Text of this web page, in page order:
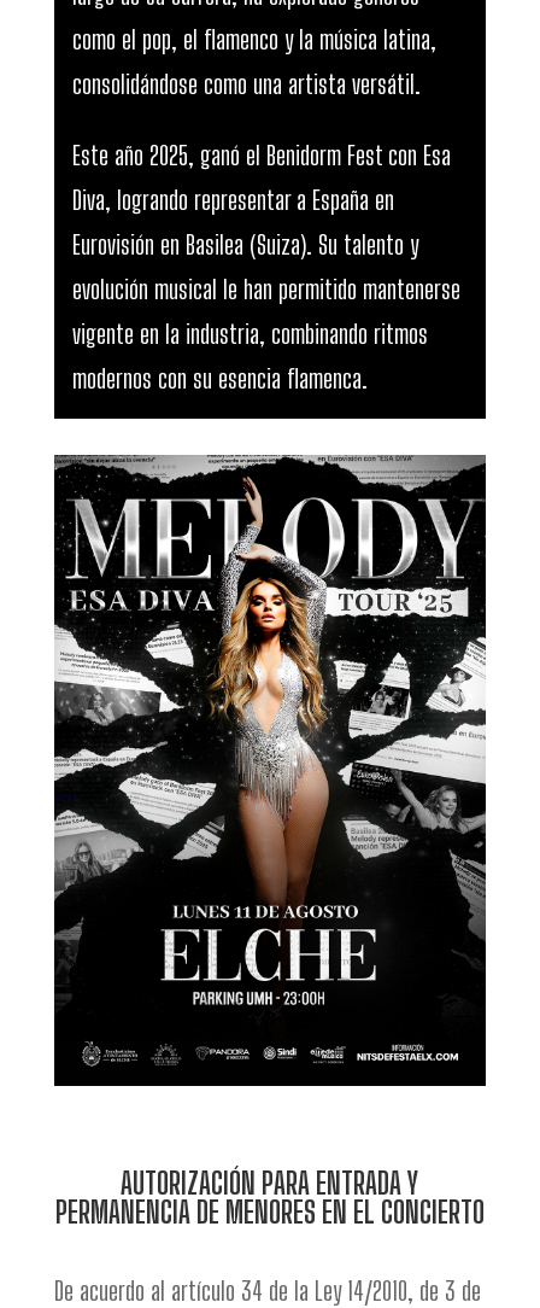
como el pop, el flamenco y la música latina,
consolidándose como una artista versátil.
Este año 2025, ganó el Benidorm Fest con Esa
Diva, logrando representar a España en
Eurovisión en Basilea (Suiza). Su talento y
evolución musical le han permitido mantenerse
vigente en la industria, combinando ritmos
modernos con su esencia flamenca.
AUTORIZACIÓN PARA ENTRADA Y
PERMANENCIA DE MENORES EN EL CONCIERTO
De acuerdo al artículo 34 de la Ley 14/2010, de 3 de